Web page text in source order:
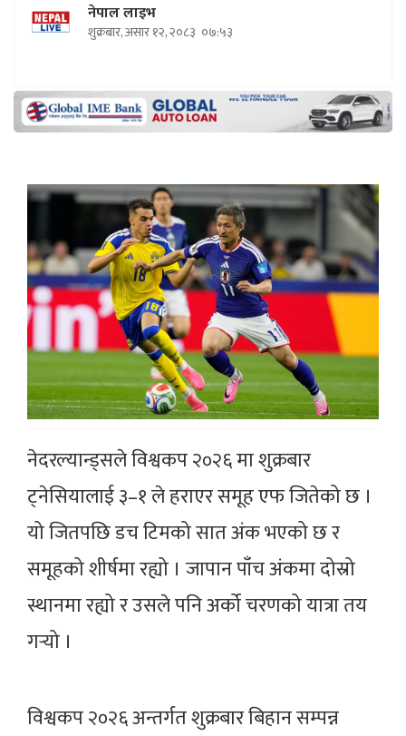
नेपाल लाइभ
शुक्रबार, असार १२, २०८३ ०७:५३
नेदरल्यान्ड्सले विश्वकप २०२६ मा शुक्रबार
ट्नेसियालाई ३–१ ले हराएर समूह एफ जितेको छ ।
यो जितपछि डच टिमको सात अंक भएको छ र
समूहको शीर्षमा रह्यो । जापान पाँच अंकमा दोस्रो
स्थानमा रह्यो र उसले पनि अर्को चरणको यात्रा तय
गर्‍यो ।
विश्वकप २०२६ अन्तर्गत शुक्रबार बिहान सम्पन्न